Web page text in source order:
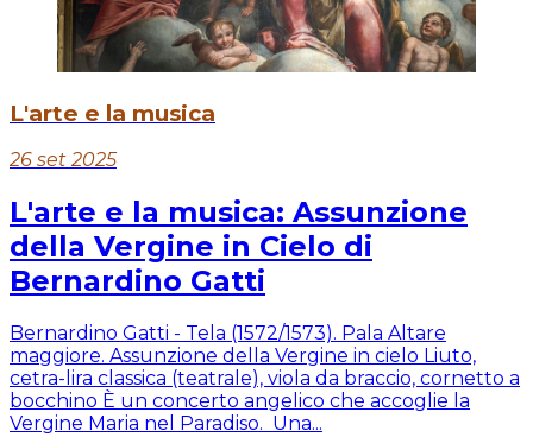
L'arte e la musica
26 set 2025
L'arte e la musica: Assunzione
della Vergine in Cielo di
Bernardino Gatti
Bernardino Gatti - Tela (1572/1573). Pala Altare
maggiore. Assunzione della Vergine in cielo Liuto,
cetra-lira classica (teatrale), viola da braccio, cornetto a
bocchino È un concerto angelico che accoglie la
Vergine Maria nel Paradiso. Una...